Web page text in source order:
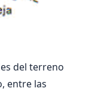
del terreno
entre las